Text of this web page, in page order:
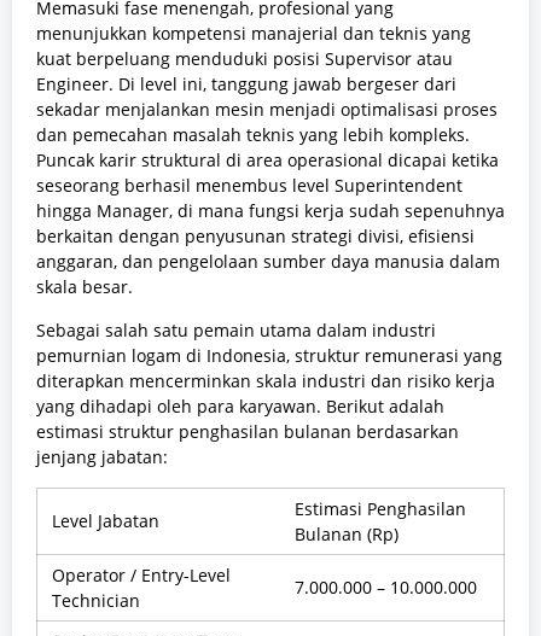
Memasuki fase menengah, profesional yang
menunjukkan kompetensi manajerial dan teknis yang
kuat berpeluang menduduki posisi Supervisor atau
Engineer. Di level ini, tanggung jawab bergeser dari
sekadar menjalankan mesin menjadi optimalisasi proses
dan pemecahan masalah teknis yang lebih kompleks.
Puncak karir struktural di area operasional dicapai ketika
seseorang berhasil menembus level Superintendent
hingga Manager, di mana fungsi kerja sudah sepenuhnya
berkaitan dengan penyusunan strategi divisi, efisiensi
anggaran, dan pengelolaan sumber daya manusia dalam
skala besar.
Sebagai salah satu pemain utama dalam industri
pemurnian logam di Indonesia, struktur remunerasi yang
diterapkan mencerminkan skala industri dan risiko kerja
yang dihadapi oleh para karyawan. Berikut adalah
estimasi struktur penghasilan bulanan berdasarkan
jenjang jabatan:
Level Jabatan
Estimasi Penghasilan
Bulanan (Rp)
Operator / Entry-Level
Technician
7.000.000 – 10.000.000